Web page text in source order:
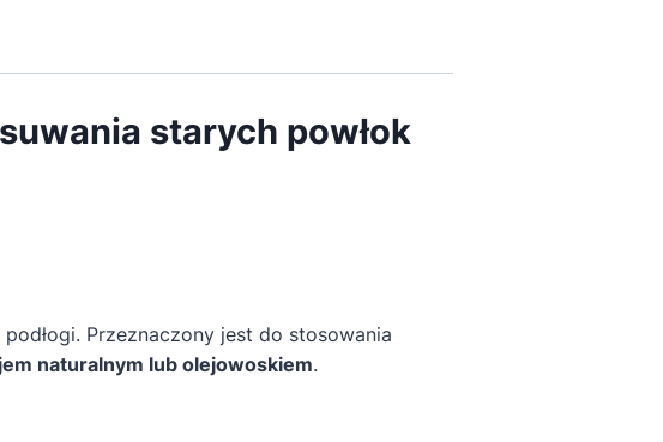
starych powłok
Przeznaczony jest do stosowania
naturalnym lub olejowoskiem.